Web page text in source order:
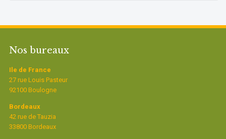
Nos bureaux
Ile de France
27 rue Louis Pasteur
92100 Boulogne
Bordeaux
42 rue de Tauzia
33800 Bordeaux